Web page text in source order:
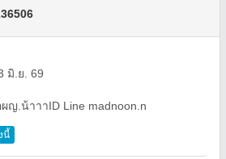
มิ.ย. 69
ญ.น้าาาID Line madnoon.n
นี้